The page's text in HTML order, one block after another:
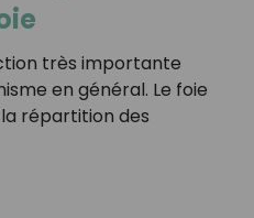
très importante
en général. Le foie
répartition des